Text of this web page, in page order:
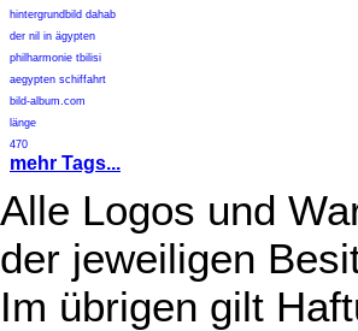
hintergrundbild dahab
der nil in ägypten
philharmonie tbilisi
aegypten schiffahrt
bild-album.com
länge
470
mehr Tags...
Alle Logos und
der jeweiligen
Im übrigen gilt